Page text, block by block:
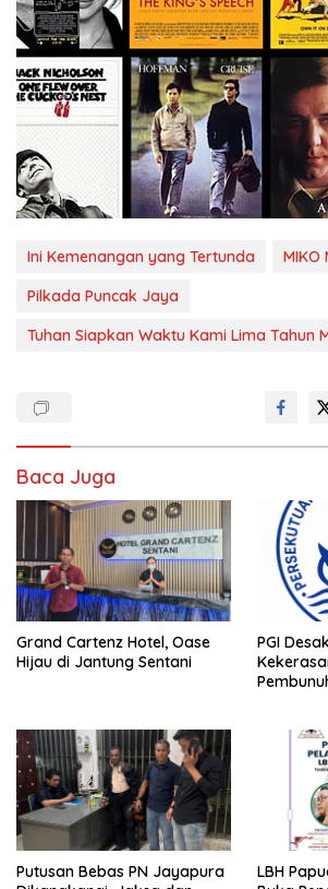
Ini Kemenangan yang Tertunda
MIKO
Pilkada Puncak Jaya
Tuhan Siapkan Waktu Kami Lima Tahun
Baca Juga
Grand Cartenz Hotel, Oase
Hijau di Jantung Sentani
PGI
Putusan Bebas PN Jayapura
LBH